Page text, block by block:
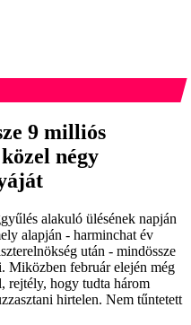
9 milliós
négy
alakuló ülésének napján
alapján - harminchat év
után - mindössze
Miközben február elején még
rejtély, hogy tudta három
hirtelen. Nem tűntetett